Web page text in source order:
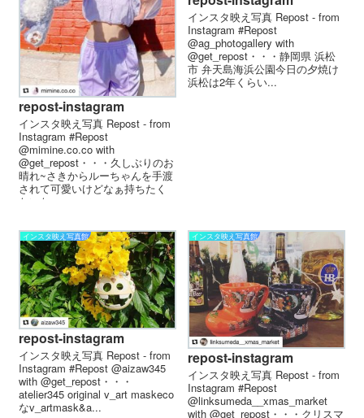
repost-instagram
インスタ映え写真 Repost - from
Instagram #Repost
@mimine.co.co with
@get_repost・・・久しぶりのお
晴れ~︎さきからルーちゃんを手渡
されて可愛いけどなぁ持ちたく
ないなぁ~...
インスタ映え写真 Repost - from
Instagram #Repost
@ag_photogallery with
@get_repost・・・静岡県 浜松
市 弁天島海浜公園︎今日の夕焼け️
浜松は2年くらい...
インスタ映え写真館
repost-instagram
インスタ映え写真 Repost - from
Instagram #Repost @aizaw345
with @get_repost・・・
atelier345 original v_art maskeco
なv_artmask&a...
インスタ映え写真館
repost-instagram
インスタ映え写真 Repost - from
Instagram #Repost
@linksumeda__xmas_market
with @get_repost・・・クリスマ